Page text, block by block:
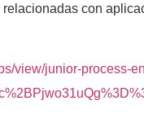
relacionadas con
view/junior-process-